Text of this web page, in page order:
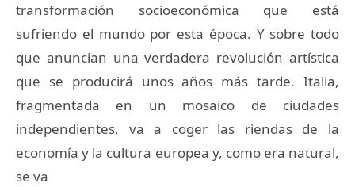
transformación socioeconómica que está
sufriendo el mundo por esta época. Y sobre todo
que anuncian una verdadera revolución artística
que se producirá unos años más tarde. Italia,
fragmentada en un mosaico de ciudades
independientes, va a coger las riendas de la
economía y la cultura europea y, como era natural,
se va